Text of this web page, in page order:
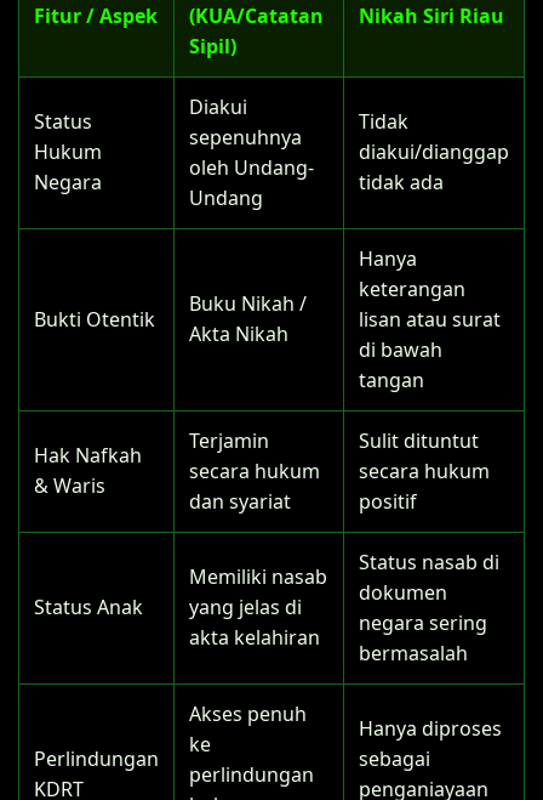
Fitur / Aspek
(KUA/Catatan
Sipil)
Nikah Siri Riau
Status
Hukum
Negara
Diakui
sepenuhnya
oleh Undang-
Undang
Tidak
diakui/dianggap
tidak ada
Bukti Otentik
Buku Nikah /
Akta Nikah
Hanya
keterangan
lisan atau surat
di bawah
tangan
Hak Nafkah
& Waris
Terjamin
secara hukum
dan syariat
Sulit dituntut
secara hukum
positif
Status Anak
Memiliki nasab
yang jelas di
akta kelahiran
Status nasab di
dokumen
negara sering
bermasalah
Perlindungan
KDRT
Akses penuh
ke
perlindungan
Hanya diproses
sebagai
penganiayaan